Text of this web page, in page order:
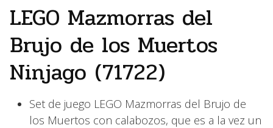
LEGO Mazmorras del
Brujo de los Muertos
Ninjago (71722)
Set de juego LEGO Mazmorras del Brujo de
los Muertos con calabozos, que es a la vez un